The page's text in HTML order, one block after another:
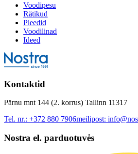
Voodipesu
Rätikud
Pleedid
Voodilinad
Ideed
Kontaktid
Pärnu mnt 144 (2. korrus) Tallinn 11317
Tel. nr.: +372 880 7906meilipost:
Nostra el. parduotuvės